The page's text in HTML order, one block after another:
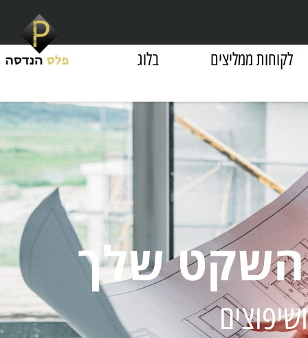
לקוחות ממליצים בלוג
השקט שלך